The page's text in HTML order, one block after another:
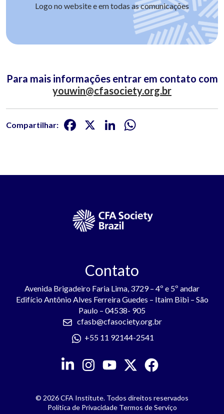
Logo no website e em todas as comunicações
Para mais informações entrar em contato com
youwin@cfasociety.org.br
Compartilhar: Facebook
X LinkedIn
Contato
Avenida Brigadeiro Faria Lima, 3729 – 4º e 5º andar
Edifício Antônio Alves Ferreira Guedes – Itaim Bibi – São
Paulo – 04538- 905
cfasb@cfasociety.org.br
+55 11 92144-2541
© 2026 CFA Institute. Todos direitos reservados
Política de Privacidade Termos de Serviço